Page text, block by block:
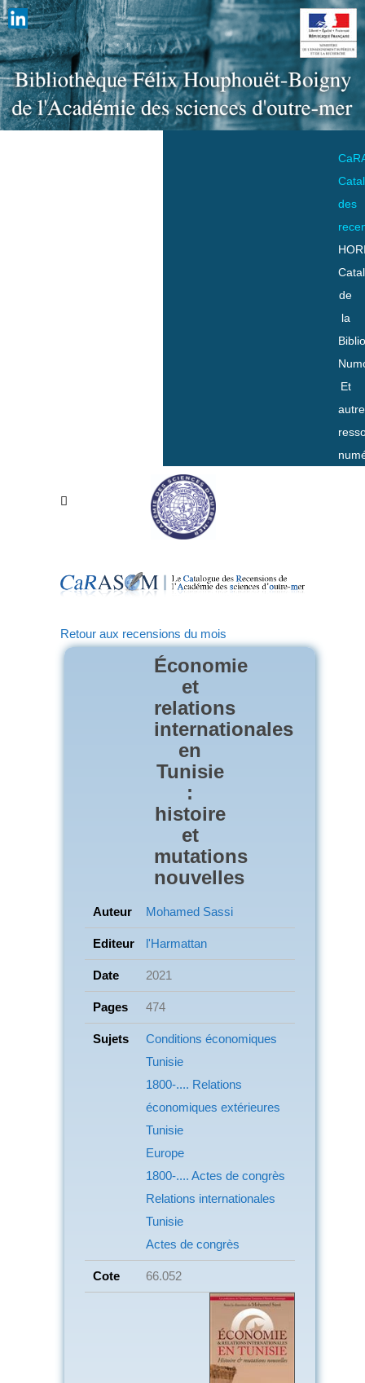
des
de
la
Et
Retour aux recensions du mois
Économie
et
relations
internationales
en
Tunisie
:
histoire
et
mutations
nouvelles
Auteur Mohamed Sassi
Editeur l'Harmattan
Date 2021
Pages 474
Sujets
Conditions économiques
Tunisie
1800-.... Relations
économiques extérieures
Tunisie
Europe
1800-.... Actes de congrès
Relations internationales
Tunisie
Actes de congrès
Cote 66.052